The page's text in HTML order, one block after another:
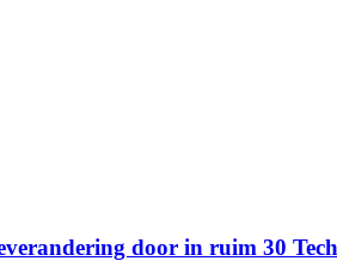
door in ruim 30